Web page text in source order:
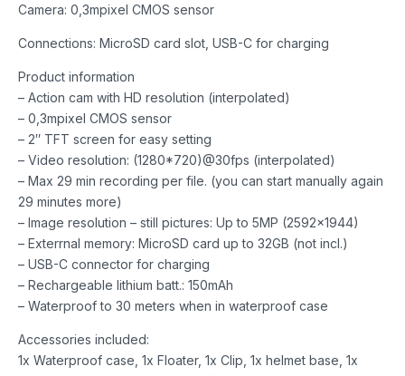
Camera: 0,3mpixel CMOS sensor
Connections: MicroSD card slot, USB-C for charging
Product information
– Action cam with HD resolution (interpolated)
– 0,3mpixel CMOS sensor
– 2″ TFT screen for easy setting
– Video resolution: (1280*720)@30fps (interpolated)
– Max 29 min recording per file. (you can start manually again
29 minutes more)
– Image resolution – still pictures: Up to 5MP (2592×1944)
– Exterrnal memory: MicroSD card up to 32GB (not incl.)
– USB-C connector for charging
– Rechargeable lithium batt.: 150mAh
– Waterproof to 30 meters when in waterproof case
Accessories included:
1x Waterproof case, 1x Floater, 1x Clip, 1x helmet base, 1x